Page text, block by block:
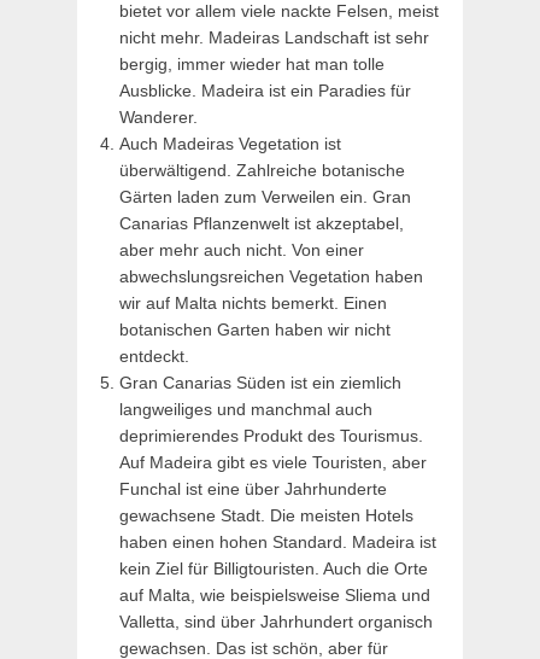
bietet vor allem viele nackte Felsen, meist
nicht mehr. Madeiras Landschaft ist sehr
bergig, immer wieder hat man tolle
Ausblicke. Madeira ist ein Paradies für
Wanderer.
Auch Madeiras Vegetation ist
überwältigend. Zahlreiche botanische
Gärten laden zum Verweilen ein. Gran
Canarias Pflanzenwelt ist akzeptabel,
aber mehr auch nicht. Von einer
abwechslungsreichen Vegetation haben
wir auf Malta nichts bemerkt. Einen
botanischen Garten haben wir nicht
entdeckt.
Gran Canarias Süden ist ein ziemlich
langweiliges und manchmal auch
deprimierendes Produkt des Tourismus.
Auf Madeira gibt es viele Touristen, aber
Funchal ist eine über Jahrhunderte
gewachsene Stadt. Die meisten Hotels
haben einen hohen Standard. Madeira ist
kein Ziel für Billigtouristen. Auch die Orte
auf Malta, wie beispielsweise Sliema und
Valletta, sind über Jahrhundert organisch
gewachsen. Das ist schön, aber für